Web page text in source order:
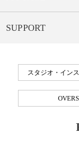
SUPPORT
スタジオ・イン